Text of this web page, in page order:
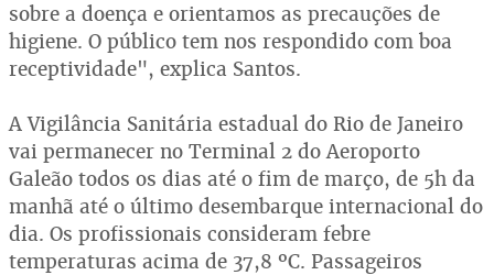
sobre a doença e orientamos as precauções de
higiene. O público tem nos respondido com boa
receptividade", explica Santos.
A Vigilância Sanitária estadual do Rio de Janeiro
vai permanecer no Terminal 2 do Aeroporto
Galeão todos os dias até o fim de março, de 5h da
manhã até o último desembarque internacional do
dia. Os profissionais consideram febre
temperaturas acima de 37,8 ºC. Passageiros